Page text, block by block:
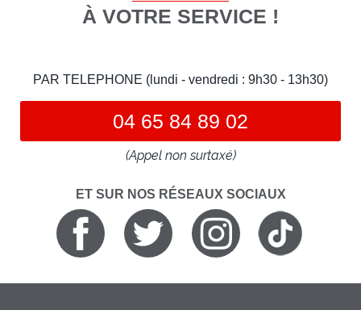
À VOTRE SERVICE !
PAR TELEPHONE (lundi - vendredi : 9h30 - 13h30)
04 65 84 89 02
(Appel non surtaxé)
ET SUR NOS RÉSEAUX SOCIAUX